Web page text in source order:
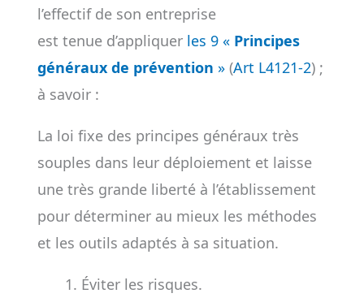
l’effectif de son entreprise
est tenue d’appliquer les 9 « Principes
généraux de prévention »(Art L4121-2) ;
à savoir :
La loi fixe des principes généraux très
souples dans leur déploiement et laisse
une très grande liberté à l’établissement
pour déterminer au mieux les méthodes
et les outils adaptés à sa situation.
Éviter les risques.